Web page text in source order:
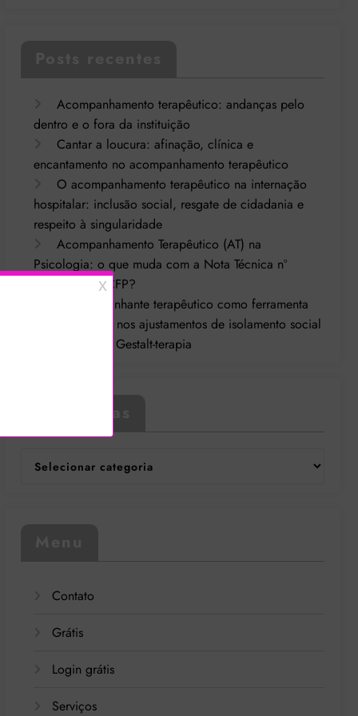
Acompanhamento terapêutico: andanças pelo
dentro e o fora da instituição
Cantar a loucura: afinação, clínica e
encantamento no acompanhamento terapêutico
O acompanhamento terapêutico na internação
hospitalar: inclusão social, resgate de cidadania e
respeito à singularidade
Acompanhamento Terapêutico (AT) na
Psicologia: o que muda com a Nota Técnica nº
44/2025 do CFP?
O acompanhante terapêutico como ferramenta
de intervenção nos ajustamentos de isolamento social
orientado pela Gestalt-terapia
Categorias
Contato
Grátis
Login grátis
Serviços